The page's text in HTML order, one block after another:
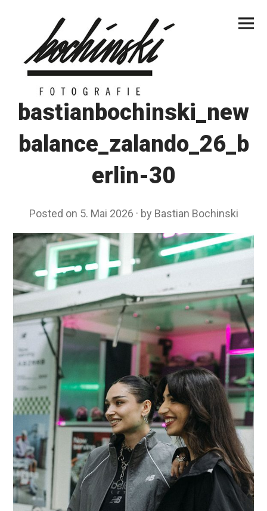
Menu
bastianbochinski_new
balance_zalando_26_b
erlin-30
Posted on 5. Mai 2026 by Bastian Bochinski